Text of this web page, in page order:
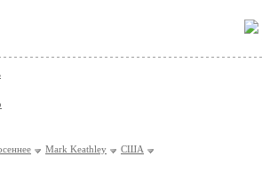
Mark Keathley США